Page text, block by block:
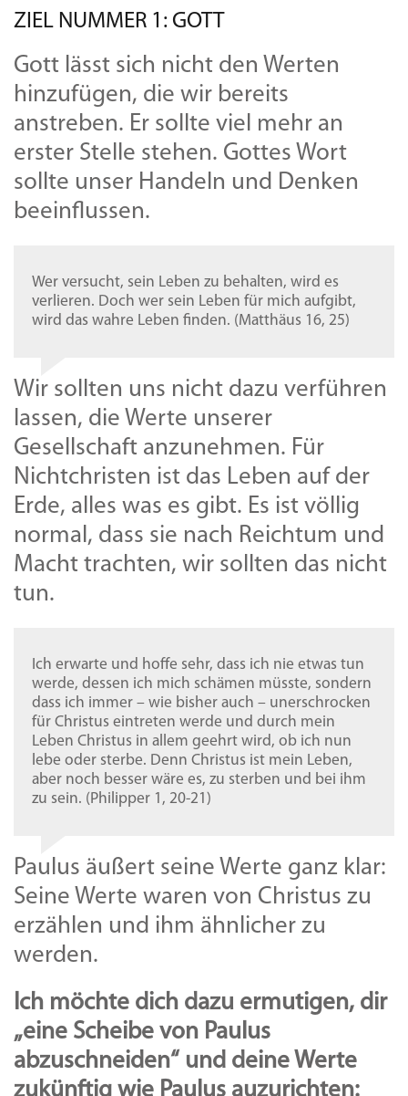
ZIEL NUMMER 1: GOTT
Gott lässt sich nicht den Werten
hinzufügen, die wir bereits
anstreben. Er sollte viel mehr an
erster Stelle stehen. Gottes Wort
sollte unser Handeln und Denken
beeinflussen.
Wer versucht, sein Leben zu behalten, wird es
verlieren. Doch wer sein Leben für mich aufgibt,
wird das wahre Leben finden. (Matthäus 16, 25)
Wir sollten uns nicht dazu verführen
lassen, die Werte unserer
Gesellschaft anzunehmen. Für
Nichtchristen ist das Leben auf der
Erde, alles was es gibt. Es ist völlig
normal, dass sie nach Reichtum und
Macht trachten, wir sollten das nicht
tun.
Ich erwarte und hoffe sehr, dass ich nie etwas tun
werde, dessen ich mich schämen müsste, sondern
dass ich immer – wie bisher auch – unerschrocken
für Christus eintreten werde und durch mein
Leben Christus in allem geehrt wird, ob ich nun
lebe oder sterbe. Denn Christus ist mein Leben,
aber noch besser wäre es, zu sterben und bei ihm
zu sein. (Philipper 1, 20-21)
Paulus äußert seine Werte ganz klar:
Seine Werte waren von Christus zu
erzählen und ihm ähnlicher zu
werden.
Ich möchte dich dazu ermutigen, dir
„eine Scheibe von Paulus
abzuschneiden“ und deine Werte